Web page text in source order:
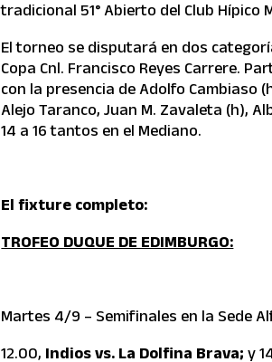
tradicional 51° Abierto del Club Hípico
El torneo se disputará en dos
Copa Cnl. Francisco Reyes Carrere.
con la presencia de Adolfo Cambiaso
Alejo Taranco, Juan M. Zavaleta (h),
14 a 16 tantos en el Mediano.
El fixture completo:
TROFEO DUQUE DE EDIMBURGO:
Martes 4/9 – Semifinales en la Sede
12.00, Indios vs. La Dolfina Brava;y